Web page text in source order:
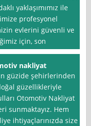
yaklaşımımız ile
profesyonel
evlerini güvenli ve
için, son
nakliyat
güzide şehirlerinden
güzellikleriyle
Otomotiv Nakliyat
sunmaktayız. Hem
ihtiyaçlarınızda size